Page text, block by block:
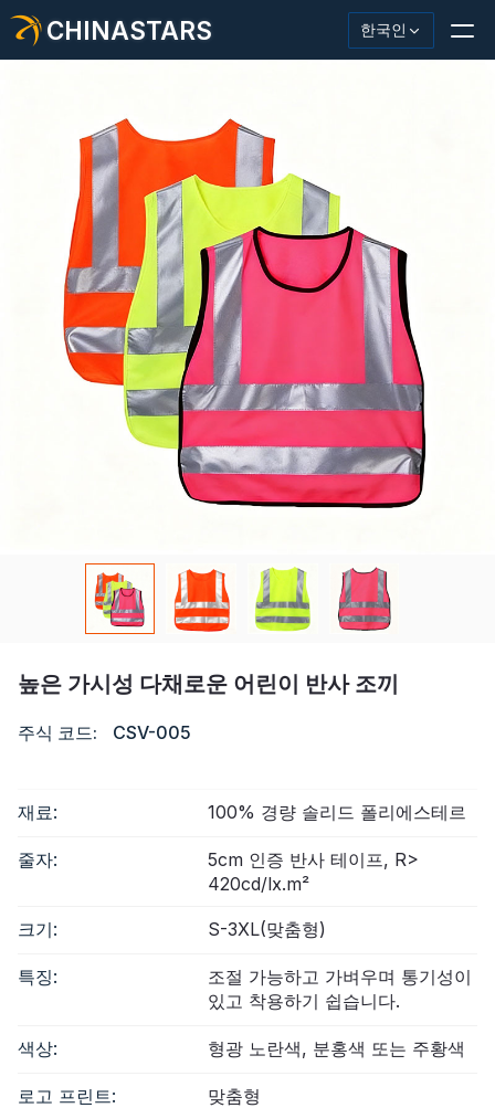
CHINASTARS 한국인
반사재/테이프
패션 반사 직물
안전복
어둠 속에서 빛나는 소재
산업용 세척 트림
CHINASTARS 정보
연락하다
높은 가시성 다채로운 어린이 반사 조끼
주식 코드: CSV-005
재료: 100% 경량 솔리드 폴리에스테르
줄자:
5cm 인증 반사 테이프, R>
420cd/lx.m²
크기: S-3XL(맞춤형)
특징:
조절 가능하고 가벼우며 통기성이
있고 착용하기 쉽습니다.
색상: 형광 노란색, 분홍색 또는 주황색
로고 프린트: 맞춤형